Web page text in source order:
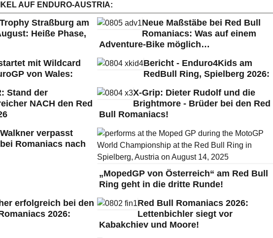
AUF ENDURO-AUSTRIA:
Straßburg am
Heiße Phase,
Neue Maßstäbe bei Red Bull
Romaniacs: Was auf einem
Adventure-Bike möglich…
mit Wildcard
von Wales:
Bericht - Enduro4Kids am
RedBull Ring, Spielberg 2026:
Stand der
NACH den Red
X-Grip: Dieter Rudolf und die
Brightmore - Brüder bei den Red
Bull Romaniacs!
verpasst
Romaniacs nach
„MopedGP von Österreich“ am Red Bull
Ring geht in die dritte Runde!
erfolgreich bei den
2026:
Red Bull Romaniacs 2026:
Lettenbichler siegt vor
Kabakchiev und Moore!